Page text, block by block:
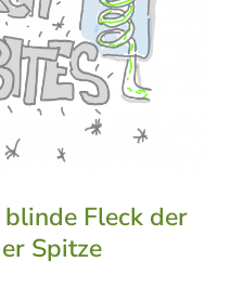
blinde Fleck der
Spitze